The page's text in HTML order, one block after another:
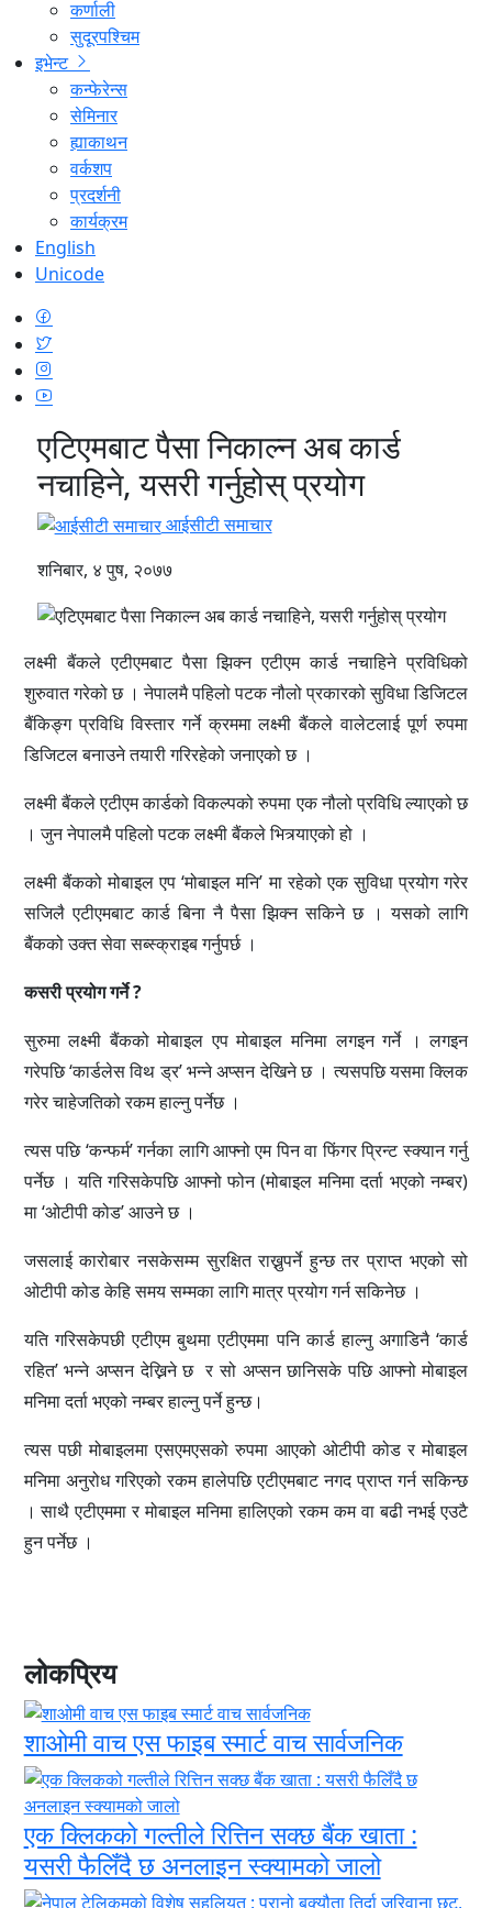
कर्णाली
सुदूरपश्चिम
इभेन्ट
कन्फेरेन्स
सेमिनार
ह्याकाथन
वर्कशप
प्रदर्शनी
कार्यक्रम
English
Unicode
एटिएमबाट पैसा निकाल्न अब कार्ड
नचाहिने, यसरी गर्नुहोस् प्रयोग
आईसीटी समाचार
शनिबार, ४ पुष, २०७७
लक्ष्मी बैंकले एटीएमबाट पैसा झिक्न एटीएम कार्ड नचाहिने प्रविधिको
शुरुवात गरेको छ । नेपालमै पहिलो पटक नौलो प्रकारको सुविधा डिजिटल
बैंकिङ्ग प्रविधि विस्तार गर्ने क्रममा लक्ष्मी बैंकले वालेटलाई पूर्ण रुपमा
डिजिटल बनाउने तयारी गरिरहेको जनाएको छ ।
लक्ष्मी बैंकले एटीएम कार्डको विकल्पको रुपमा एक नौलो प्रविधि ल्याएको छ
। जुन नेपालमै पहिलो पटक लक्ष्मी बैंकले भित्र्याएको हो ।
लक्ष्मी बैंकको मोबाइल एप ‘मोबाइल मनि’ मा रहेको एक सुविधा प्रयोग गरेर
सजिलै एटीएमबाट कार्ड बिना नै पैसा झिक्न सकिने छ । यसको लागि
बैंकको उक्त सेवा सब्स्क्राइब गर्नुपर्छ ।
कसरी प्रयोग गर्ने ?
सुरुमा लक्ष्मी बैंकको मोबाइल एप मोबाइल मनिमा लगइन गर्ने । लगइन
गरेपछि ‘कार्डलेस विथ ड्र’ भन्ने अप्सन देखिने छ । त्यसपछि यसमा क्लिक
गरेर चाहेजतिको रकम हाल्नु पर्नेछ ।
त्यस पछि ‘कन्फर्म’ गर्नका लागि आफ्नो एम पिन वा फिंगर प्रिन्ट स्क्यान गर्नु
पर्नेछ । यति गरिसकेपछि आफ्नो फोन (मोबाइल मनिमा दर्ता भएको नम्बर)
मा ‘ओटीपी कोड’ आउने छ ।
जसलाई कारोबार नसकेसम्म सुरक्षित राख्नुपर्ने हुन्छ तर प्राप्त भएको सो
ओटीपी कोड केहि समय सम्मका लागि मात्र प्रयोग गर्न सकिनेछ ।
यति गरिसकेपछी एटीएम बुथमा एटीएममा पनि कार्ड हाल्नु अगाडिनै ‘कार्ड
रहित’ भन्ने अप्सन देख्निने छ र सो अप्सन छानिसके पछि आफ्नो मोबाइल
मनिमा दर्ता भएको नम्बर हाल्नु पर्ने हुन्छ।
त्यस पछी मोबाइलमा एसएमएसको रुपमा आएको ओटीपी कोड र मोबाइल
मनिमा अनुरोध गरिएको रकम हालेपछि एटीएमबाट नगद प्राप्त गर्न सकिन्छ
। साथै एटीएममा र मोबाइल मनिमा हालिएको रकम कम वा बढी नभई एउटै
हुन पर्नेछ ।
लोकप्रिय
शाओमी वाच एस फाइब स्मार्ट वाच सार्वजनिक
एक क्लिकको गल्तीले रित्तिन सक्छ बैंक खाता :
यसरी फैलिँदै छ अनलाइन स्क्यामको जालो